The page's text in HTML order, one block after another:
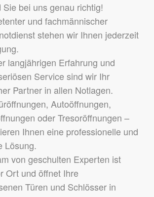
Sie bei uns genau richtig!
und fachmännischer
stehen wir Ihnen jederzeit
langjährigen Erfahrung und
Service sind wir Ihr
Partner in allen Notlagen.
Autoöffnungen,
oder Tresoröffnungen –
Ihnen eine professionelle und
Lösung.
von geschulten Experten ist
Ort und öffnet Ihre
Türen und Schlösser in